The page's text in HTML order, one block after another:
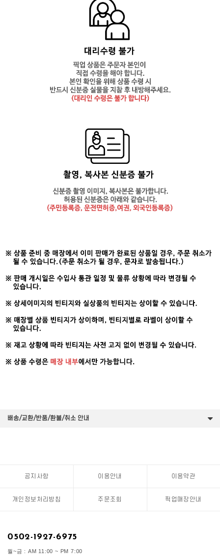
배송/교환/반품/환불/취소 안내
공지사항 이용안내 이용약관
개인정보처리방침 주문조회 픽업매장안내
0502-1927-6975
월~금 : AM 11:00 ~ PM 7:00